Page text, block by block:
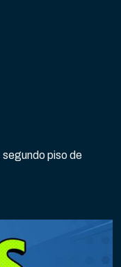
segundo piso de